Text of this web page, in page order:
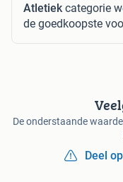
Atletiek categorie
de goedkoopste
De onderstaande
Deel